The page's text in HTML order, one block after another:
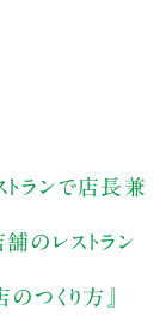
ランで店長兼
のレストラン
つくり方』